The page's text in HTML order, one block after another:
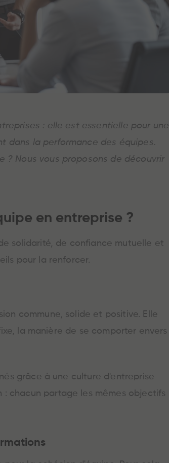
: elle est essentielle pour une
dans la performance des équipes.
? Nous vous proposons de découvrir
en entreprise ?
solidarité, de confiance mutuelle et
pour la renforcer.
commune, solide et positive. Elle
la manière de se comporter envers
grâce à une culture d'entreprise
chacun partage les mêmes objectifs